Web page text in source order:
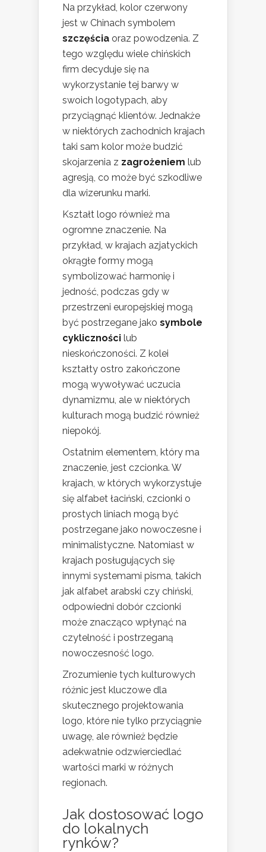
Na przykład, kolor czerwony
jest w Chinach symbolem
szczęścia oraz powodzenia. Z
tego względu wiele chińskich
firm decyduje się na
wykorzystanie tej barwy w
swoich logotypach, aby
przyciągnąć klientów. Jednakże
w niektórych zachodnich krajach
taki sam kolor może budzić
skojarzenia z zagrożeniem lub
agresją, co może być szkodliwe
dla wizerunku marki.
Kształt logo również ma
ogromne znaczenie. Na
przykład, w krajach azjatyckich
okrągłe formy mogą
symbolizować harmonię i
jedność, podczas gdy w
przestrzeni europejskiej mogą
być postrzegane jako symbole
cykliczności lub
nieskończoności. Z kolei
kształty ostro zakończone
mogą wywoływać uczucia
dynamizmu, ale w niektórych
kulturach mogą budzić również
niepokój.
Ostatnim elementem, który ma
znaczenie, jest czcionka. W
krajach, w których wykorzystuje
się alfabet łaciński, czcionki o
prostych liniach mogą być
postrzegane jako nowoczesne i
minimalistyczne. Natomiast w
krajach posługujących się
innymi systemami pisma, takich
jak alfabet arabski czy chiński,
odpowiedni dobór czcionki
może znacząco wpłynąć na
czytelność i postrzeganą
nowoczesność logo.
Zrozumienie tych kulturowych
różnic jest kluczowe dla
skutecznego projektowania
logo, które nie tylko przyciągnie
uwagę, ale również będzie
adekwatnie odzwierciedlać
wartości marki w różnych
regionach.
Jak dostosować logo
do lokalnych
rynków?